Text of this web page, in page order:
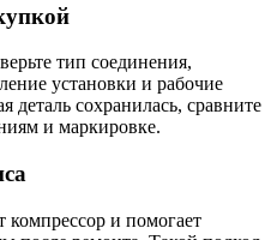
тип соединения,
установки и рабочие
деталь сохранилась, сравните
и маркировке.
компрессор и помогает